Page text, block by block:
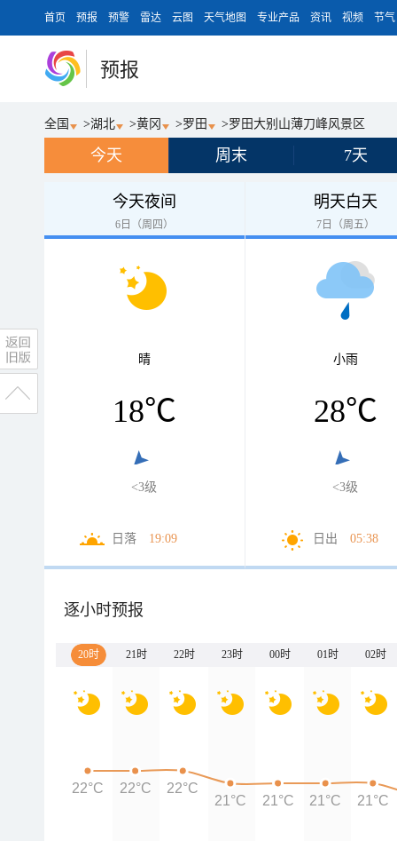
首页 预报 预警 雷达 云图 天气地图 专业产品 资讯 视频 节气
预报
全国 >湖北 >黄冈 >罗田 >罗田大别山薄刀峰风景区
今天 周末 7天
今天夜间
6日（周四）
晴
18℃
<3级
日落 19:09
明天白天
7日（周五）
小雨
28℃
<3级
日出 05:38
逐小时预报
20时 21时 22时 23时 00时 01时 02时
22°C 22°C
22°C
21°C
21°C 21°C 21°C